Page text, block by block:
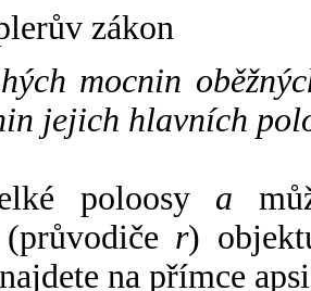
zákon
mocnin
jejich hlavních
poloosy a
r)
na přímce